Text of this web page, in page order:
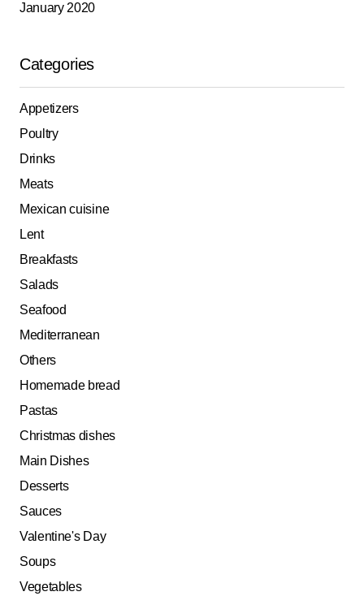
January 2020
Categories
Appetizers
Poultry
Drinks
Meats
Mexican cuisine
Lent
Breakfasts
Salads
Seafood
Mediterranean
Others
Homemade bread
Pastas
Christmas dishes
Main Dishes
Desserts
Sauces
Valentine's Day
Soups
Vegetables